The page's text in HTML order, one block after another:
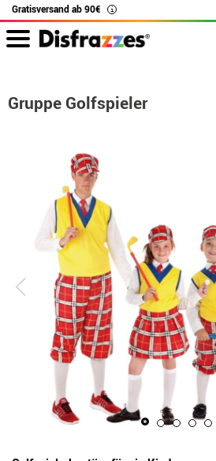
Gratisversand ab 90€ i
Gruppe Golfspieler